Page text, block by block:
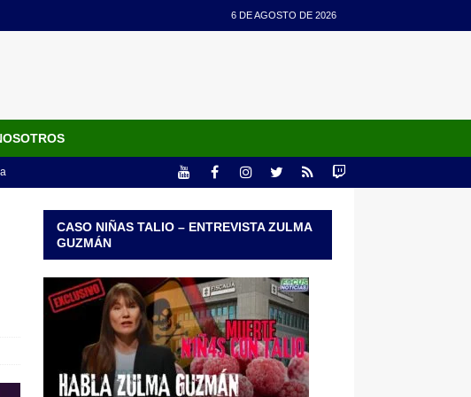
6 DE AGOSTO DE 2026
CASO NIÑAS TALIO – ENTREVISTA ZULMA
GUZMÁN